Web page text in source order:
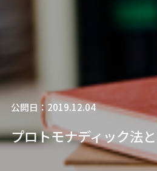
公開日：2019.12.04
プロトモナディック法